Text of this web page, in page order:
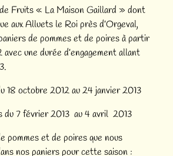
Fruits « La Maison Gaillard » dont
aux Alluets le Roi près d’Orgeval,
de pommes et de poires à partir
une durée d’engagement allant
18 octobre 2012 au 24 janvier 2013
du 7 février 2013 au 4 avril 2013
pommes et de poires que nous
nos paniers pour cette saison :